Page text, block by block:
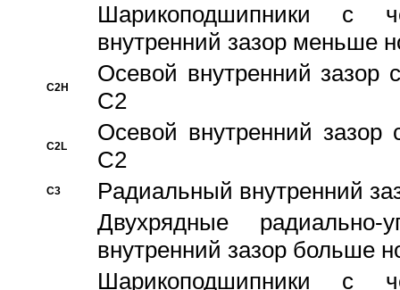
Шарикоподшипники с
внутренний зазор меньше
C2H
Осевой внутренний зазор
C2
C2L
Осевой внутренний зазор
C2
C3
Pадиальный внутренний
Двухрядные радиально-
внутренний зазор больше
Шарикоподшипники с